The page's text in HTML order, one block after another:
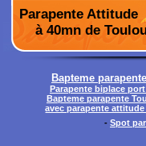
Parapente Attitude
à 40mn de
Bapteme
Parapente biplace
Bapteme parapente
avec parapente attitude
- Spot